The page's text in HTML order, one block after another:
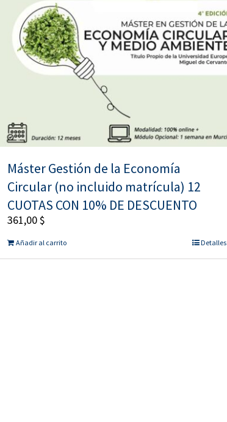
Máster Gestión de la Economía
Circular (no incluido matrícula) 12
CUOTAS CON 10% DE DESCUENTO
361,00$
Añadir al carrito Detalles